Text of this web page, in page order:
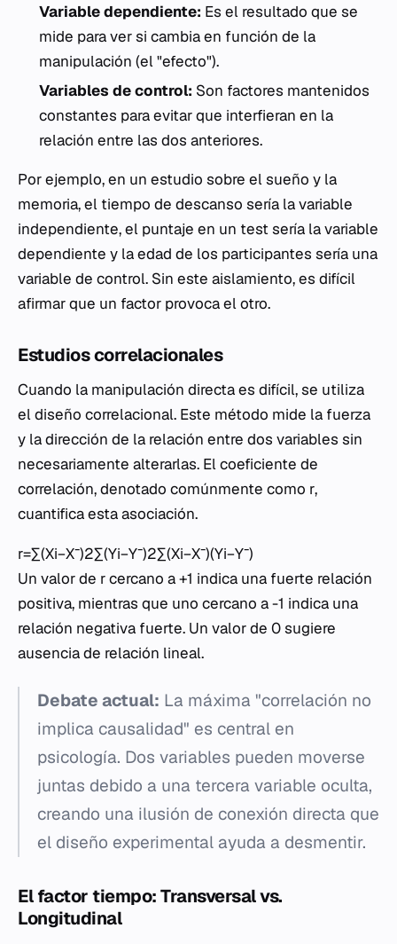
Variable dependiente: Es el resultado que se
mide para ver si cambia en función de la
manipulación (el "efecto").
Variables de control: Son factores mantenidos
constantes para evitar que interfieran en la
relación entre las dos anteriores.
Por ejemplo, en un estudio sobre el sueño y la
memoria, el tiempo de descanso sería la variable
independiente, el puntaje en un test sería la variable
dependiente y la edad de los participantes sería una
variable de control. Sin este aislamiento, es difícil
afirmar que un factor provoca el otro.
Estudios correlacionales
Cuando la manipulación directa es difícil, se utiliza
el diseño correlacional. Este método mide la fuerza
y la dirección de la relación entre dos variables sin
necesariamente alterarlas. El coeficiente de
correlación, denotado comúnmente como r,
cuantifica esta asociación.
r=∑(Xi​−Xˉ)2∑(Yi​−Yˉ)2​∑(Xi​−Xˉ)(Yi​−Yˉ)​
Un valor de rcercano a +1 indica una fuerte relación
positiva, mientras que uno cercano a -1 indica una
relación negativa fuerte. Un valor de 0 sugiere
ausencia de relación lineal.
Debate actual: La máxima "correlación no
implica causalidad" es central en
psicología. Dos variables pueden moverse
juntas debido a una tercera variable oculta,
creando una ilusión de conexión directa que
el diseño experimental ayuda a desmentir.
El factor tiempo: Transversal vs.
Longitudinal